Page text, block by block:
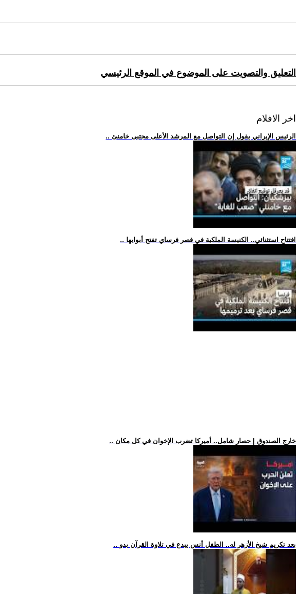
التعليق والتصويت على الموضوع في الموقع الرئيسي
اخر الافلام
.. الرئيس الإيراني يقول إن التواصل مع المرشد الأعلى مجتبى خامنئ
.. افتتاح استثنائي.. الكنيسة الملكية في قصر فرساي تفتح أبوابها
.. خارج الصندوق | حصار شامل.. أميركا تضرب الإخوان في كل مكان
.. بعد تكريم شيخ الأزهر له.. الطفل أنس يبدع في تلاوة القرآن بدو